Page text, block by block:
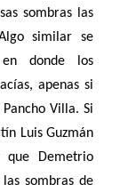
sombras las
similar se
donde los
apenas si
Villa. Si
Luis Guzmán
que Demetrio
sombras de